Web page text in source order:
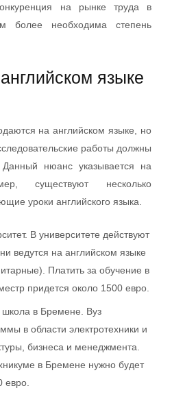
на рынке труда в
более необходима степень
языке
на английском языке, но
работы должны
нюанс указывается на
существуют несколько
уроки английского языка.
В университете действуют
ведутся на английском языке
Платить за обучение в
придется около 1500 евро.
в Бремене. Вуз
в области электротехники и
бизнеса и менеджмента.
в Бремене нужно будет
евро.